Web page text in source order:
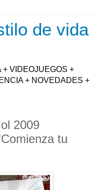
de vida
+ VIDEOJUEGOS +
+ NOVEDADES +
2009
tu